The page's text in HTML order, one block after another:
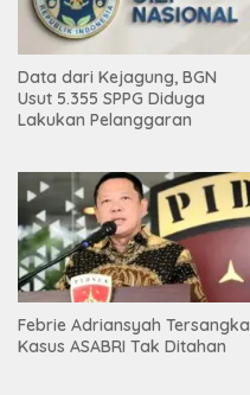
Data dari Kejagung, BGN
Usut 5.355 SPPG Diduga
Lakukan Pelanggaran
Febrie Adriansyah Tersangka
Kasus ASABRI Tak Ditahan